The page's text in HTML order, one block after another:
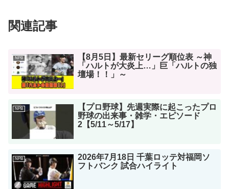
関連記事
NPB
【8月5日】最新セリーグ順位表 ～神
「ハルトが大炎上…」巨「ハルトの独
壇場！！」～
NPB
【プロ野球】先週実際に起こったプロ
野球の出来事・雑学・エピソード
2【5/11～5/17】
NPB
2026年7月18日 千葉ロッテ対福岡ソ
フトバンク 試合ハイライト